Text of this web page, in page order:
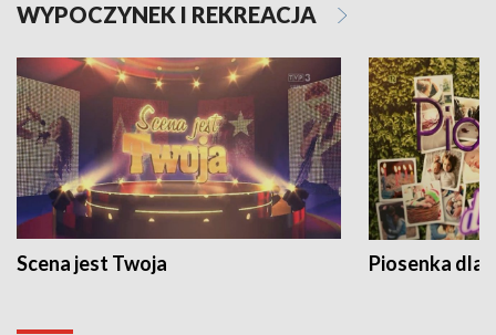
WYPOCZYNEK I REKREACJA
Scena jest Twoja Piosenka dla